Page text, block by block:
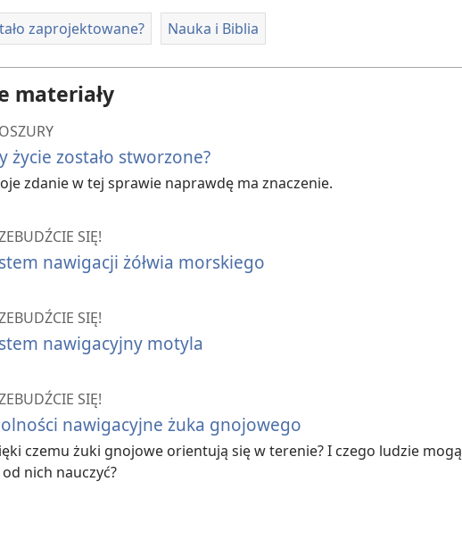
zaprojektowane? Nauka i Biblia
materiały
życie zostało stworzone?
zdanie w tej sprawie naprawdę ma znaczenie.
SIĘ!
nawigacji żółwia morskiego
SIĘ!
nawigacyjny motyla
SIĘ!
nawigacyjne żuka gnojowego
czemu żuki gnojowe orientują się w terenie? I czego ludzie mogą
nich nauczyć?